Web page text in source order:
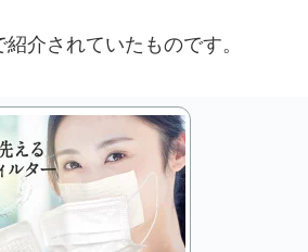
介されていたものです。